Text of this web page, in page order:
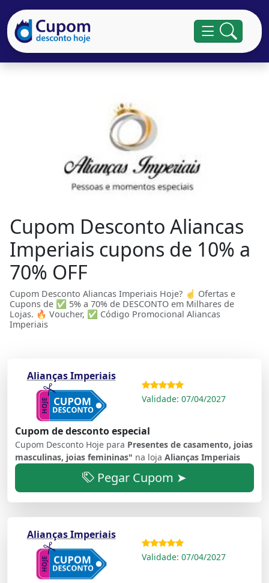
Cupom Desconto Aliancas
Imperiais cupons de 10% a
70% OFF
Cupom Desconto Aliancas Imperiais Hoje? ☝ Ofertas e
Cupons de ✅ 5% a 70% de DESCONTO em Milhares de
Lojas. 🔥 Voucher, ✅ Código Promocional Aliancas
Imperiais
Alianças Imperiais
Validade: 07/04/2027
Cupom de desconto especial
Cupom Desconto Hoje para Presentes de casamento, joias
masculinas, joias femininas" na loja Alianças Imperiais
Pegar Cupom ➤
Alianças Imperiais
Validade: 07/04/2027